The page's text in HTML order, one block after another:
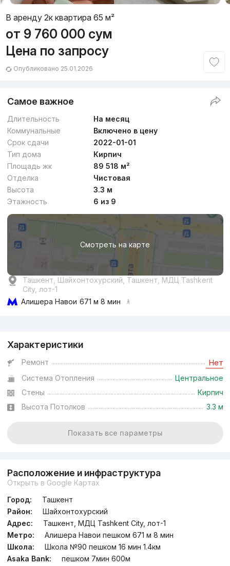
В аренду 2к квартира 65 м²
от 9 760 000 сум
Цена по запросу
Опубликовано 25.01.2026
Самое важное
Длительность
На месяц
Коммунальные
Включено в цену
Срок сдачи
2022-01-01
Тип дома
Кирпич
Площадь жк
89 518 м²
Отделка
Чистовая
Высота
3.3 м
Этажность
6 из 9
Смотреть на карте
Ташкент, Шайхонтохурский, Ташкент, МДЦ Tashkent
City, лот-1
Алишера Навои 671 м 8 мин
Характеристики
Ремонт Нет
Система Отопления
Центральное
Стены
Кирпич
Высота Потолков
3.3 м
Показать все параметры
Расположение и инфраструктура
Открыть в Google Картах
Город:
Ташкент
Район:
Шайхонтохурский
Адрес:
Ташкент, МДЦ Tashkent City, лот-1
Метро:
Алишера Навои пешком 671 м 8 мин
Школа:
Школа №90 пешком 16 мин 1.4км
Asaka Bank:
пешком 7мин 600м